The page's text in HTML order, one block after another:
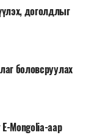
стратегийн
түгээх,
баримт
худалдаанд
анхаарч
доголдлыг
боловсруулах
E-Mongolia-аар